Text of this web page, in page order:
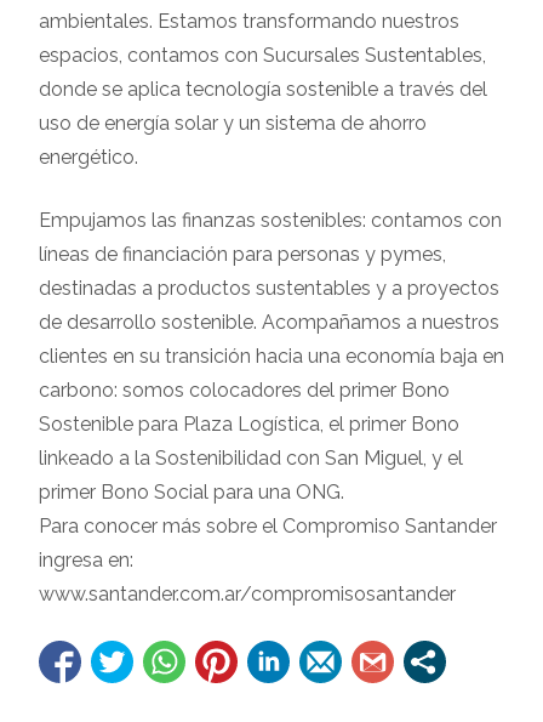
ambientales. Estamos transformando nuestros
espacios, contamos con Sucursales Sustentables,
donde se aplica tecnología sostenible a través del
uso de energía solar y un sistema de ahorro
energético.
Empujamos las finanzas sostenibles: contamos con
líneas de financiación para personas y pymes,
destinadas a productos sustentables y a proyectos
de desarrollo sostenible. Acompañamos a nuestros
clientes en su transición hacia una economía baja en
carbono: somos colocadores del primer Bono
Sostenible para Plaza Logística, el primer Bono
linkeado a la Sostenibilidad con San Miguel, y el
primer Bono Social para una ONG.
Para conocer más sobre el Compromiso Santander
ingresa en:
www.santander.com.ar/compromisosantander